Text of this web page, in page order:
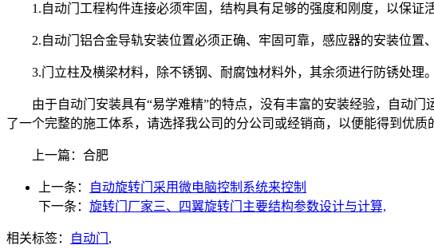
1.自动门工程构件连接必须牢固，结构具有足够的强度和刚度，以保证活
2.自动门铝合金导轨安装位置必须正确、牢固可靠，感应器的安装位置、
3.门立柱及横梁材料，除不锈钢、耐腐蚀材料外，其余须进行防锈处理。
由于自动门安装具有“易学难精”的特点，没有丰富的安装经验，自动门
了一个完整的施工体系，请选择我公司的分公司或经销商，以便能得到优质
上一篇：合肥
上一条：
自动旋转门采用微电脑控制系统来控制
下一条： 旋转门厂家三、四翼旋转门主要结构参数设计与计算,
相关标签： 自动门 ,